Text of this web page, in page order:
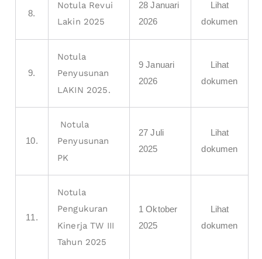
8.
Notula Revui
Lakin 2025
28 Januari
2026
Lihat
dokumen
9.
Notula
Penyusunan
LAKIN 2025.
9 Januari
2026
Lihat
dokumen
10.
Notula
Penyusunan
PK
27 Juli
2025
Lihat
dokumen
11.
Notula
Pengukuran
Kinerja TW III
Tahun 2025
1 Oktober
2025
Lihat
dokumen